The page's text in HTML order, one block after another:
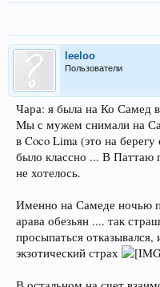
leeloo
Пользователи
Чара: я была на Ко Самед
Мы с мужем снимали на
в Coco Lima (это на
было классно ... В Паттаю
не хотелось.
Именно на Самеде ночью
арава обезьян .... так
просыпаться
экзотический страх